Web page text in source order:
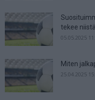
tekee
05.05.2025
Miten
25.04.2025